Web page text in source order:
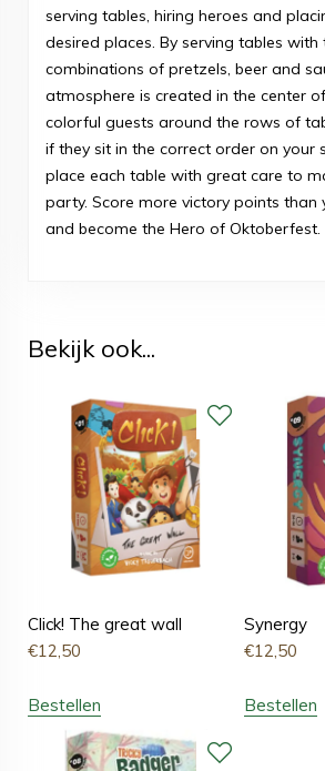
serving tables, hiring heroes and
desired places. By serving tables with
combinations of pretzels, beer and
atmosphere is created in the center
colorful guests around the rows of
if they sit in the correct order on your
place each table with great care to
party. Score more victory points than
and become the Hero of Oktoberfest.
Bekijk ook...
Click! The great wall
€12,50
Bestellen
Synergy
€12,50
Bestellen